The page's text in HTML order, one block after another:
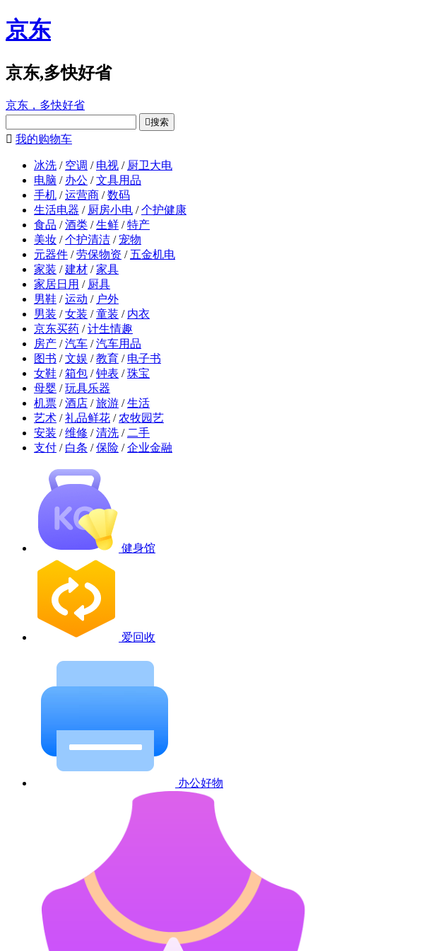
京东
京东,多快好省
京东，多快好省
搜索
 我的购物车
冰洗 / 空调 / 电视 / 厨卫大电
电脑 / 办公 / 文具用品
手机 / 运营商 / 数码
生活电器 / 厨房小电 / 个护健康
食品 / 酒类 / 生鲜 / 特产
美妆 / 个护清洁 / 宠物
元器件 / 劳保物资 / 五金机电
家装 / 建材 / 家具
家居日用 / 厨具
男鞋 / 运动 / 户外
男装 / 女装 / 童装 / 内衣
京东买药 / 计生情趣
房产 / 汽车 / 汽车用品
图书 / 文娱 / 教育 / 电子书
女鞋 / 箱包 / 钟表 / 珠宝
母婴 / 玩具乐器
机票 / 酒店 / 旅游 / 生活
艺术 / 礼品鲜花 / 农牧园艺
安装 / 维修 / 清洗 / 二手
支付 / 白条 / 保险 / 企业金融
健身馆
爱回收
办公好物